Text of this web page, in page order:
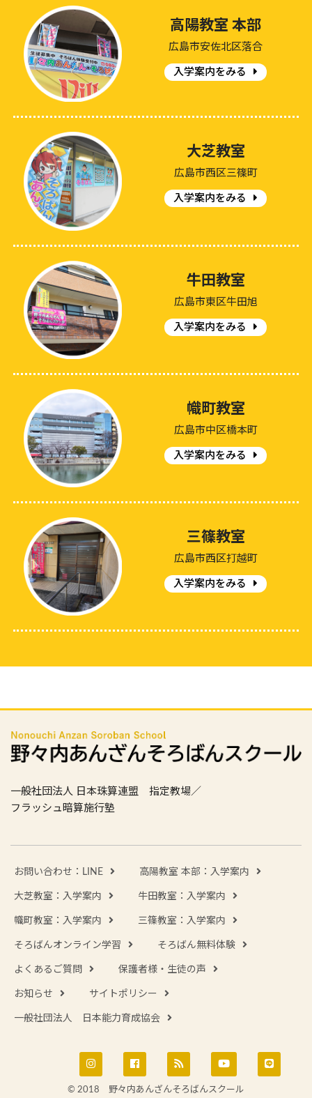
高陽教室 本部
広島市安佐北区落合
入学案内をみる
大芝教室
広島市西区三篠町
入学案内をみる
牛田教室
広島市東区牛田旭
入学案内をみる
幟町教室
広島市中区橋本町
入学案内をみる
三篠教室
広島市西区打越町
入学案内をみる
一般社団法人 日本珠算連盟 指定教場／
フラッシュ暗算施行塾
お問い合わせ：LINE 高陽教室 本部：入学案内
大芝教室：入学案内 牛田教室：入学案内
幟町教室：入学案内 三篠教室：入学案内
そろばんオンライン学習 そろばん無料体験
よくあるご質問 保護者様・生徒の声
お知らせ サイトポリシー
一般社団法人 日本能力育成協会
© 2018 野々内あんざんそろばんスクール